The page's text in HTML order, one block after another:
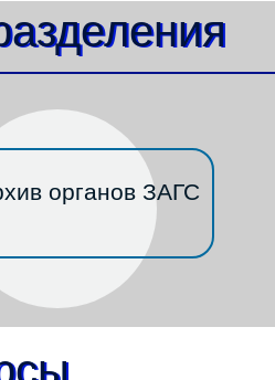
органов ЗАГС